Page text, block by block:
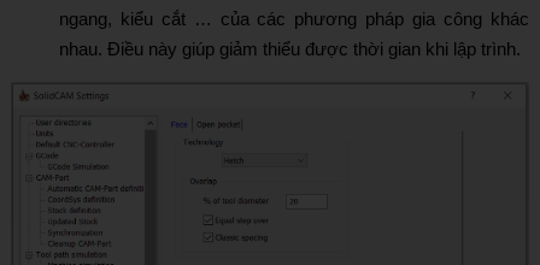
ngang, kiểu cắt … của các phương pháp gia công khác
nhau. Điều này giúp giảm thiểu được thời gian khi lập trình.